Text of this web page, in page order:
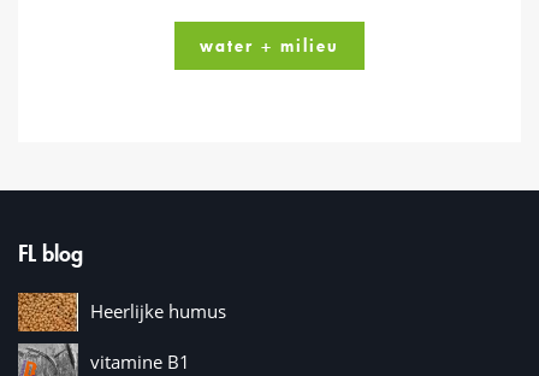
water + milieu
FL blog
Heerlijke humus
vitamine B1